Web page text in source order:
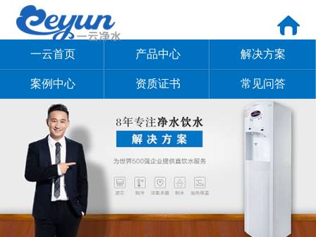
一云首页 产品中心 解决方案
案例中心 资质证书 常见问答